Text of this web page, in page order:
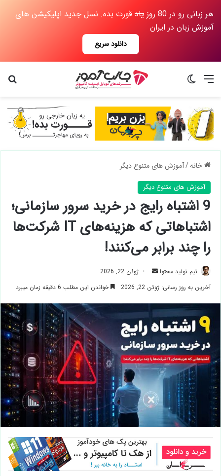
هر زبانی رو در 80 روز یاد قورت بده. نسل جدید اپلیکیشن های
آموزش زبان در ایران
دانلود سریع
منو
خانه/آموزش های متنوع دیگر
آموزش های متنوع دیگر
9 اشتباه رایج در خرید سرور سازمانی؛
اشتباهاتی که هزینه‌های IT شرکت‌ها
را چند برابر می‌کنند!
تیم تولید محتوا
ارسال
ایمیل
ژوئن 22, 2026
آخرین به روز رسانی: ژوئن 22, 2026
خواندن این مطلب 6 دقیقه زمان میبرد